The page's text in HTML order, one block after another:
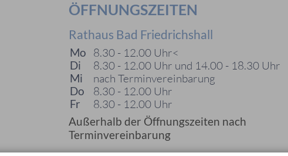
ÖFFNUNGSZEITEN
Rathaus Bad Friedrichshall
Mo 8.30 - 12.00 Uhr<
Di 8.30 - 12.00 Uhr und 14.00 - 18.30 Uhr
Mi nach Terminvereinbarung
Do 8.30 - 12.00 Uhr
Fr 8.30 - 12.00 Uhr
Außerhalb der Öffnungszeiten nach
Terminvereinbarung